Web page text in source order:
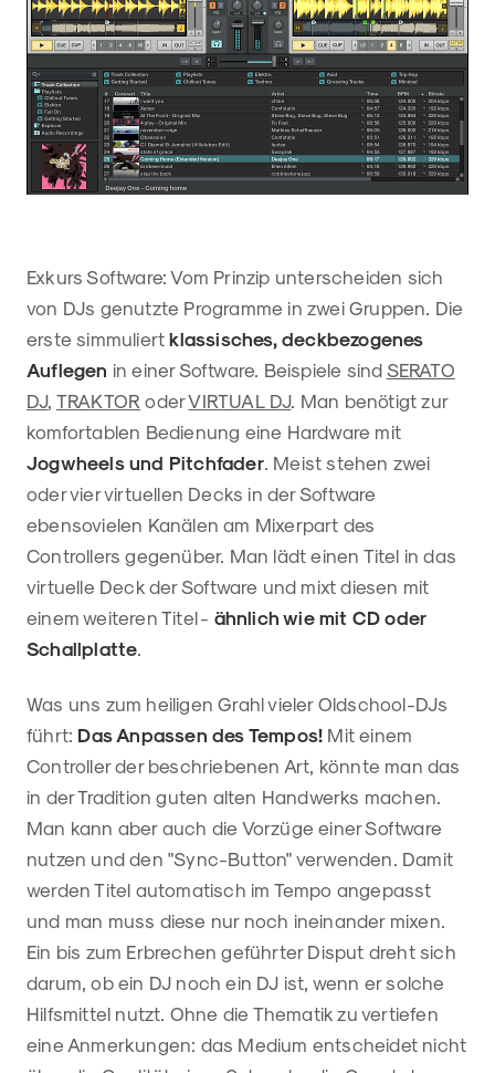
Exkurs Software: Vom Prinzip unterscheiden sich
von DJs genutzte Programme in zwei Gruppen. Die
erste simmuliertklassisches, deckbezogenes
Auflegen in einer Software. Beispiele sind SERATO
DJ, TRAKTOR oderVIRTUAL DJ. Man benötigt zur
komfortablen Bedienung eine Hardware mit
Jogwheels und Pitchfader. Meist stehen zwei
oder vier virtuellen Decks in der Software
ebensovielen Kanälen am Mixerpart des
Controllers gegenüber. Man lädt einen Titel in das
virtuelle Deck der Software und mixt diesen mit
einem weiteren Titel - ähnlich wie mit CD oder
Schallplatte
Was uns zum heiligen Grahl vieler Oldschool-DJs
führt: Das Anpassen des Tempos! Mit einem
Controller der beschriebenen Art, könnte man das
in der Tradition guten alten Handwerks machen.
Man kann aber auch die Vorzüge einer Software
nutzen und den "Sync-Button" verwenden. Damit
werden Titel automatisch im Tempo angepasst
und man muss diese nur noch ineinander mixen.
Ein bis zum Erbrechen geführter Disput dreht sich
darum, ob ein DJ noch ein DJ ist, wenn er solche
Hilfsmittel nutzt. Ohne die Thematik zu vertiefen
eine Anmerkungen: das Medium entscheidet nicht